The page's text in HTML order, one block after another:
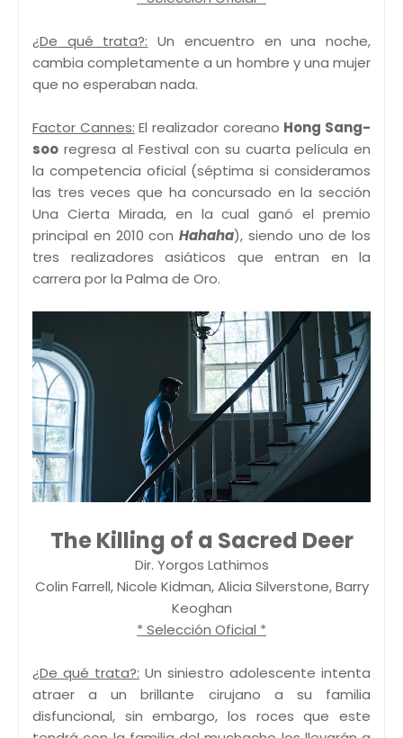
¿De qué trata?: Un encuentro en una noche,
cambia completamente a un hombre y una mujer
que no esperaban nada.
Factor Cannes: El realizador coreano Hong Sang-
soo regresa al Festival con su cuarta película en
la competencia oficial (séptima si consideramos
las tres veces que ha concursado en la sección
Una Cierta Mirada, en la cual ganó el premio
principal en 2010 con Hahaha), siendo uno de los
tres realizadores asiáticos que entran en la
carrera por la Palma de Oro.
The Killing of a Sacred Deer
Dir. Yorgos Lathimos
Colin Farrell, Nicole Kidman, Alicia Silverstone, Barry
Keoghan
* Selección Oficial *
¿De qué trata?: Un siniestro adolescente intenta
atraer a un brillante cirujano a su familia
disfuncional, sin embargo, los roces que este